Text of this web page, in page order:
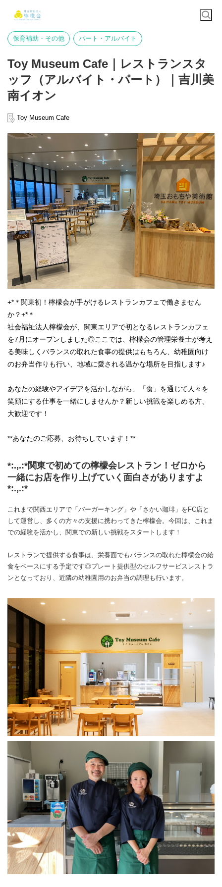
保育補助・その他 パート・アルバイト
Toy Museum Cafe｜レストランスタ
ッフ（アルバイト・パート）｜吉川美
南イオン
Toy Museum Cafe
+*＊関東初！檸檬会が手がけるレストランカフェで働きません
か？+*＊
社会福祉法人檸檬会が、関東エリアで初となるレストランカフェ
を7月にオープンしました◎ここでは、檸檬会の管理栄養士が考え
る美味しくバランスの取れた食事の提供はもちろん、幼稚園向け
のお弁当作りも行い、地域に愛される温かな場所を目指します♪
あなたの経験やアイデアを活かしながら、「食」を通じて人々を
笑顔にする仕事を一緒にしませんか？新しい挑戦を楽しめる方、
大歓迎です！
**あなたのご応募、お待ちしています！**
*:.,.:*関東で初めての檸檬会レストラン！ゼロから
一緒にお店を作り上げていく面白さがありますよ
*:.,.:*
これまで関西エリアで「バーガーキング」や「さかい珈琲」をFC店と
して運営し、多くの方々の支援に携わってきた檸檬会。今回は、これま
での経験を活かし、関東での新しい挑戦をスタートします！
レストランで提供する食事は、栄養面でもバランスの取れた檸檬会の給
食をベースにする予定です◎プレート提供型のセルフサービスレストラ
ンとなっており、近隣の幼稚園用のお弁当の調理も行います。